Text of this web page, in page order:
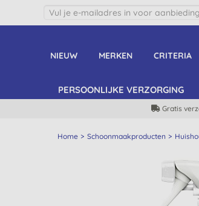
NIEUW MERKEN CRITERIA
PERSOONLIJKE VERZORGING
Gratis
Home Schoonmaakproducten